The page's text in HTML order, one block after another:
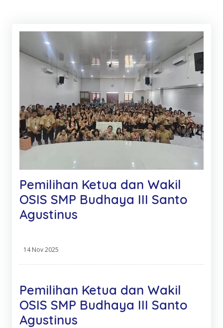
Pemilihan Ketua dan Wakil
OSIS SMP Budhaya III Santo
Agustinus
14 Nov 2025
Pemilihan Ketua dan Wakil
OSIS SMP Budhaya III Santo
Agustinus